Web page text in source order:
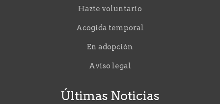
Hazte voluntario
Acogida temporal
En adopción
Aviso legal
Últimas Noticias